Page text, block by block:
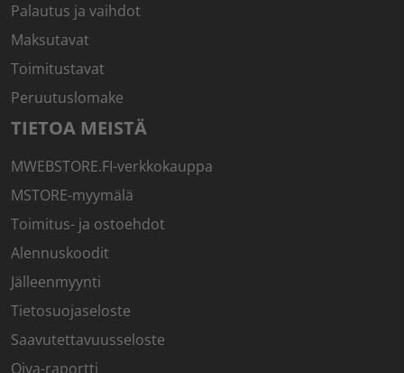
Palautus ja vaihdot
Maksutavat
Toimitustavat
Peruutuslomake
TIETOA MEISTÄ
MWEBSTORE.FI-verkkokauppa
MSTORE-myymälä
Toimitus- ja ostoehdot
Alennuskoodit
Jälleenmyynti
Tietosuojaseloste
Saavutettavuusseloste
Oiva-raportti